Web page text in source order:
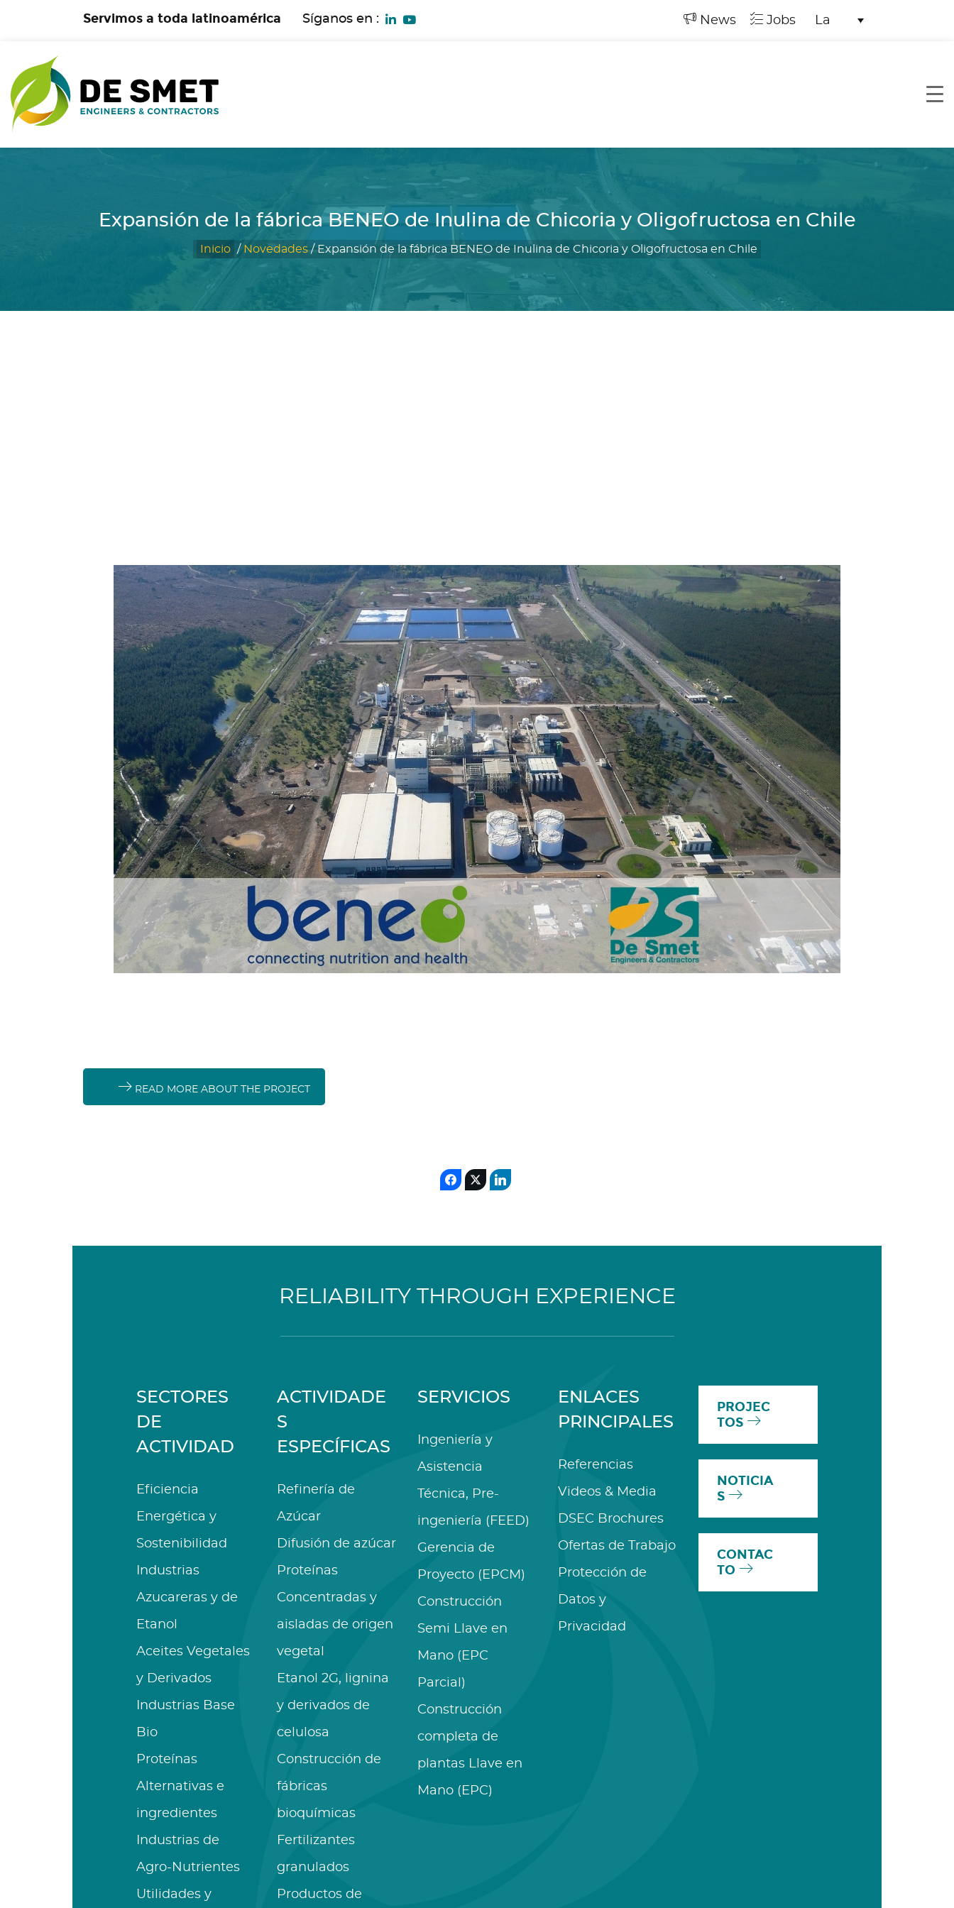
Servimos a toda latinoamérica Síganos en : News Jobs La
Expansión de la fábrica BENEO de Inulina de Chicoria y Oligofructosa en Chile
Inicio / Novedades/Expansión de la fábrica BENEO de Inulina de Chicoria y Oligofructosa en Chile
READ MORE ABOUT THE PROJECT
RELIABILITY THROUGH EXPERIENCE
SECTORES
DE
ACTIVIDAD
Eficiencia
Energética y
Sostenibilidad
Industrias
Azucareras y de
Etanol
Aceites Vegetales
y Derivados
Industrias Base
Bio
Proteínas
Alternativas e
ingredientes
Industrias de
Agro-Nutrientes
Utilidades y
ACTIVIDADE
S
ESPECÍFICAS
Refinería de
Azúcar
Difusión de azúcar
Proteínas
Concentradas y
aisladas de origen
vegetal
Etanol 2G, lignina
y derivados de
celulosa
Construcción de
fábricas
bioquímicas
Fertilizantes
granulados
Productos de
SERVICIOS
Ingeniería y
Asistencia
Técnica, Pre-
ingeniería (FEED)
Gerencia de
Proyecto (EPCM)
Construcción
Semi Llave en
Mano (EPC
Parcial)
Construcción
completa de
plantas Llave en
Mano (EPC)
ENLACES
PRINCIPALES
Referencias
Videos & Media
DSEC Brochures
Ofertas de Trabajo
Protección de
Datos y
Privacidad
PROJEC
TOS
NOTICIA
S
CONTAC
TO